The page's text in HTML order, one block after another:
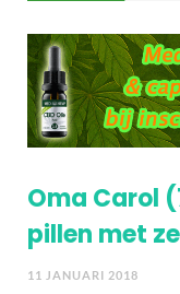
Oma Carol
pillen met
11 JANUARI 2018